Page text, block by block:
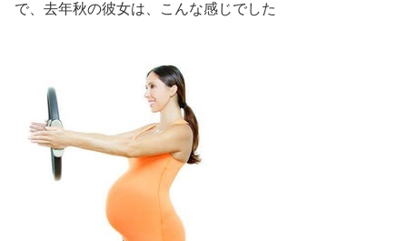
で、去年秋の彼女は、こんな感じでした